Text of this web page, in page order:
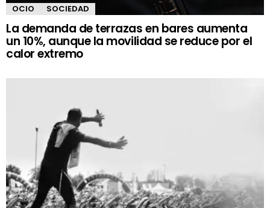
OCIO SOCIEDAD
La demanda de terrazas en bares aumenta
un 10%, aunque la movilidad se reduce por el
calor extremo